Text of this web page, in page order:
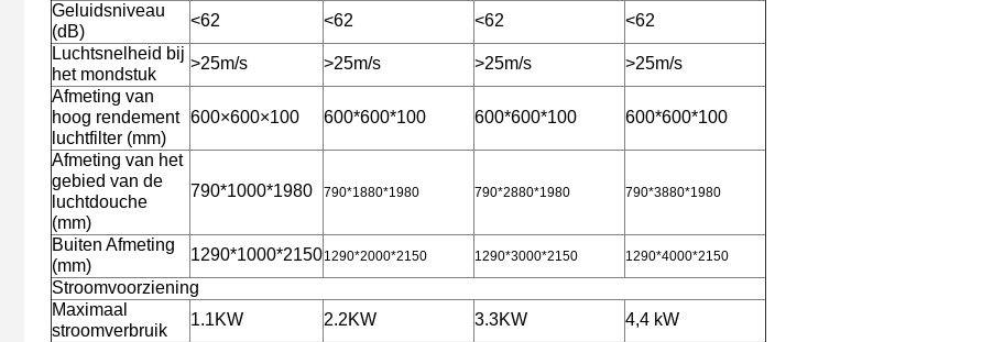
Geluidsniveau
(dB)
<62 <62 <62
<62
Luchtsnelheid bij
het mondstuk
>25m/s >25m/s >25m/s
>25m/s
Afmeting van
hoog rendement
luchtfilter (mm)
600×600×100 600*600*100 600*600*100 600*600*100
Afmeting van het
gebied van de
luchtdouche
(mm)
790*1000*1980 790*1880*1980 790*2880*1980 790*3880*1980
Buiten Afmeting
(mm)
1290*1000*21501290*2000*2150 1290*3000*2150 1290*4000*2150
Stroomvoorziening
Maximaal
stroomverbruik
1.1KW 2.2KW 3.3KW 4,4 kW